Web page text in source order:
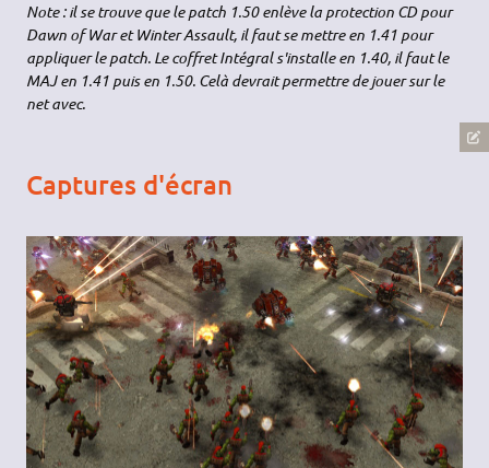
Note : il se trouve que le patch 1.50 enlève la protection CD pour
Dawn of War et Winter Assault, il faut se mettre en 1.41 pour
appliquer le patch. Le coffret Intégral s'installe en 1.40, il faut le
MAJ en 1.41 puis en 1.50. Celà devrait permettre de jouer sur le
net avec.
Captures d'écran